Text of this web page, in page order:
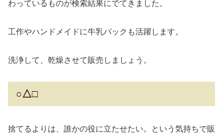
わっているものが検索結果にでてきました。
工作やハンドメイドに牛乳パックも活躍します。
洗浄して、乾燥させて販売しましょう。
○△□
捨てるよりは、誰かの役に立たせたい。という気持ちで販